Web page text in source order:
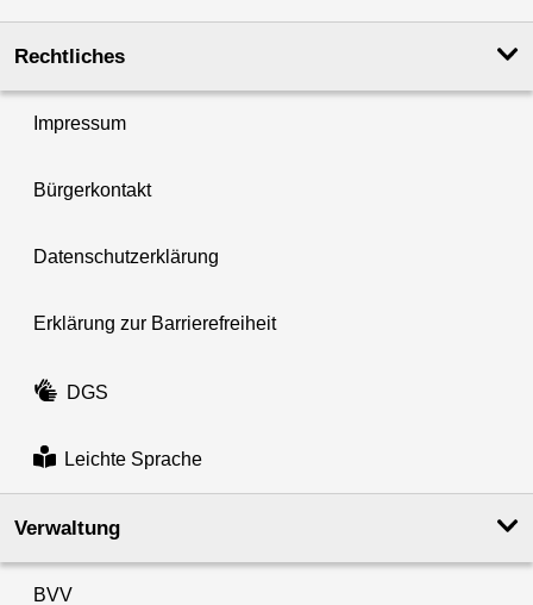
Rechtliches
Impressum
Bürgerkontakt
Datenschutzerklärung
Erklärung zur Barrierefreiheit
DGS
Leichte Sprache
Verwaltung
BVV